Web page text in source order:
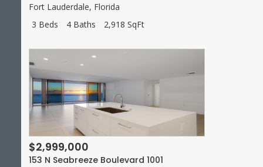
Fort Lauderdale, Florida
3 Beds
4 Baths 2,918 SqFt
$2,999,000
153 N Seabreeze Boulevard 1001